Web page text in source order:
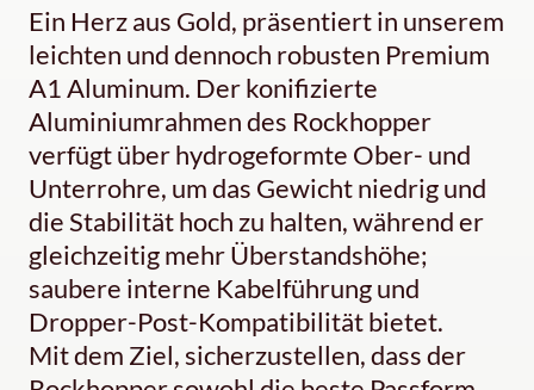
Ein Herz aus Gold, präsentiert in unserem
leichten und dennoch robusten Premium
A1 Aluminum. Der konifizierte
Aluminiumrahmen des Rockhopper
verfügt über hydrogeformte Ober- und
Unterrohre, um das Gewicht niedrig und
die Stabilität hoch zu halten, während er
gleichzeitig mehr Überstandshöhe;
saubere interne Kabelführung und
Dropper-Post-Kompatibilität bietet.
Mit dem Ziel, sicherzustellen, dass der